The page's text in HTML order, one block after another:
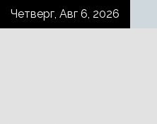
SkipЧетверг, Авг 6, 2026